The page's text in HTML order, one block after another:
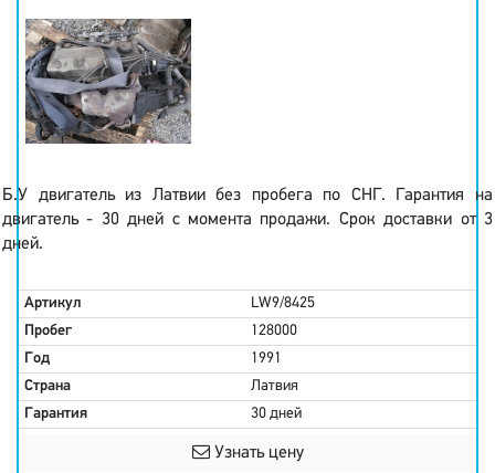
Б.У двигатель из Латвии без пробега по СНГ. Гарантия на
двигатель - 30 дней с момента продажи. Срок доставки от 3
дней.
Артикул
LW9/8425
Пробег
128000
Год
1991
Страна
Латвия
Гарантия
30 дней
Узнать цену